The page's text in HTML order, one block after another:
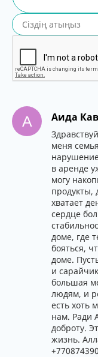
А Аида
меня
в аренде
могу
продукты,
хватает
сердце
доме, где
бояться,
доме.
и
большая
людям, и
есть хоть
нам. Ради
доброту.
жизнь.